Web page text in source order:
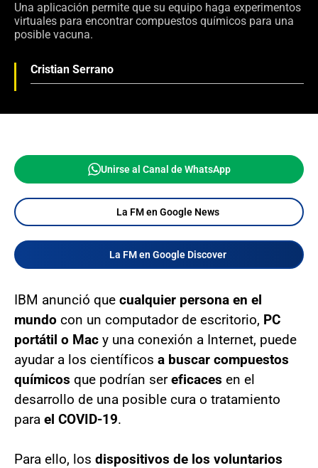
Una aplicación permite que su equipo haga experimentos
virtuales para encontrar compuestos químicos para una
posible vacuna.
Cristian Serrano
Unirse al Canal de WhatsApp
La FM en Google News
La FM en Google Discover
IBM anunció que cualquier persona en el
mundo con un computador de escritorio, PC
portátil o Mac y una conexión a Internet, puede
ayudar a los científicos a buscar compuestos
químicos que podrían sereficaces en el
desarrollo de una posible cura o tratamiento
para el COVID-19.
Para ello, los dispositivos de los voluntarios